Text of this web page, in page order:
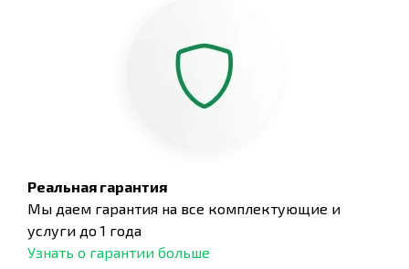
Реальная гарантия
Мы даем гарантия на все комплектующие и
услуги до 1 года
Узнать о гарантии больше